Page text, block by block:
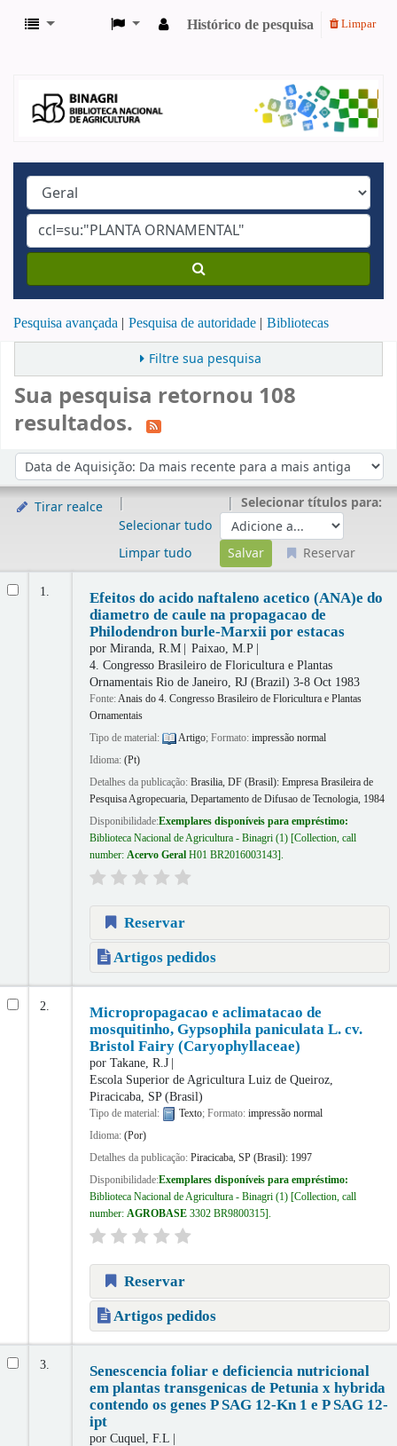
Histórico de pesquisa Limpar
Pesquisa avançada Pesquisa de autoridade Bibliotecas
Filtre sua pesquisa
Sua pesquisa retornou 108
resultados.
Ordenar por:
Tirar realce
Selecionar tudo
Limpar tudo
Selecionar títulos para:
Reservar
1.
Efeitos do acido naftaleno acetico (ANA)e do
diametro de caule na propagacao de
Philodendron burle-Marxii por estacas
por Miranda, R.M
Paixao, M.P
4. Congresso Brasileiro de Floricultura e Plantas
OrnamentaisRio de Janeiro, RJ (Brazil) 3-8 Oct 1983
Fonte: Anais do 4. Congresso Brasileiro de Floricultura e Plantas
Ornamentais
Tipo de material:
Artigo; Formato: impressão normal
Idioma: (Pt)
Detalhes da publicação: Brasilia, DF (Brasil): Empresa Brasileira de
Pesquisa Agropecuaria, Departamento de Difusao de Tecnologia, 1984
Disponibilidade:Exemplares disponíveis para empréstimo:
Biblioteca Nacional de Agricultura - Binagri(1) Collection, call
number: Acervo Geral H01 BR2016003143 .
Reservar
Artigos pedidos
2.
Micropropagacao e aclimatacao de
mosquitinho, Gypsophila paniculata L. cv.
Bristol Fairy (Caryophyllaceae)
por Takane, R.J
Escola Superior de Agricultura Luiz de Queiroz,
Piracicaba, SP (Brasil)
Tipo de material: Texto; Formato: impressão normal
Idioma: (Por)
Detalhes da publicação: Piracicaba, SP (Brasil): 1997
Disponibilidade:Exemplares disponíveis para empréstimo:
Biblioteca Nacional de Agricultura - Binagri(1) Collection, call
number: AGROBASE 3302 BR9800315 .
Reservar
Artigos pedidos
3.
Senescencia foliar e deficiencia nutricional
em plantas transgenicas de Petunia x hybrida
contendo os genes P SAG 12-Kn 1 e P SAG 12-
ipt
por Cuquel, F.L